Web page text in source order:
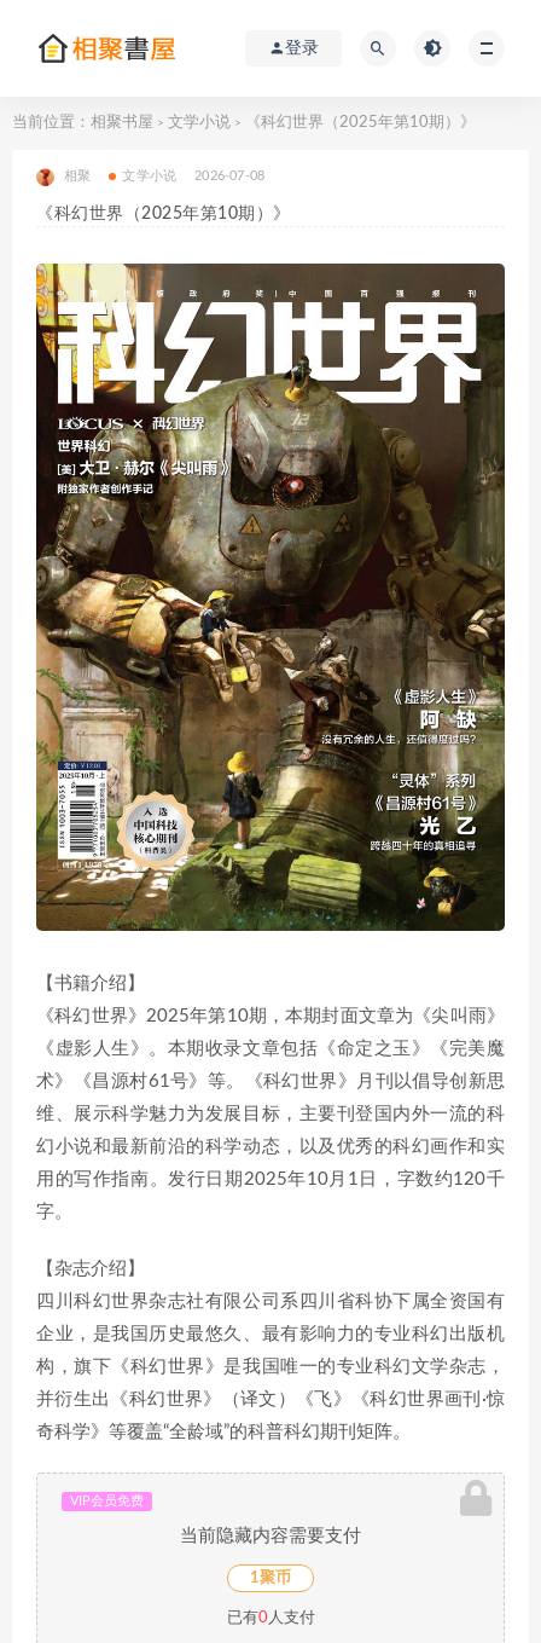
登录
当前位置： 相聚书屋 > 文学小说 > 《科幻世界（2025年第10期）》
相聚 文学小说 2026-07-08
《科幻世界（2025年第10期）》
【书籍介绍】
《科幻世界》2025年第10期，本期封面文章为《尖叫雨》
《虚影人生》。本期收录文章包括《命定之玉》《完美魔
术》《昌源村61号》等。《科幻世界》月刊以倡导创新思
维、展示科学魅力为发展目标，主要刊登国内外一流的科
幻小说和最新前沿的科学动态，以及优秀的科幻画作和实
用的写作指南。发行日期2025年10月1日，字数约120千
字。
【杂志介绍】
四川科幻世界杂志社有限公司系四川省科协下属全资国有
企业，是我国历史最悠久、最有影响力的专业科幻出版机
构，旗下《科幻世界》是我国唯一的专业科幻文学杂志，
并衍生出《科幻世界》（译文）《飞》《科幻世界画刊·惊
奇科学》等覆盖“全龄域”的科普科幻期刊矩阵。
VIP会员免费
当前隐藏内容需要支付
1聚币
已有0人支付